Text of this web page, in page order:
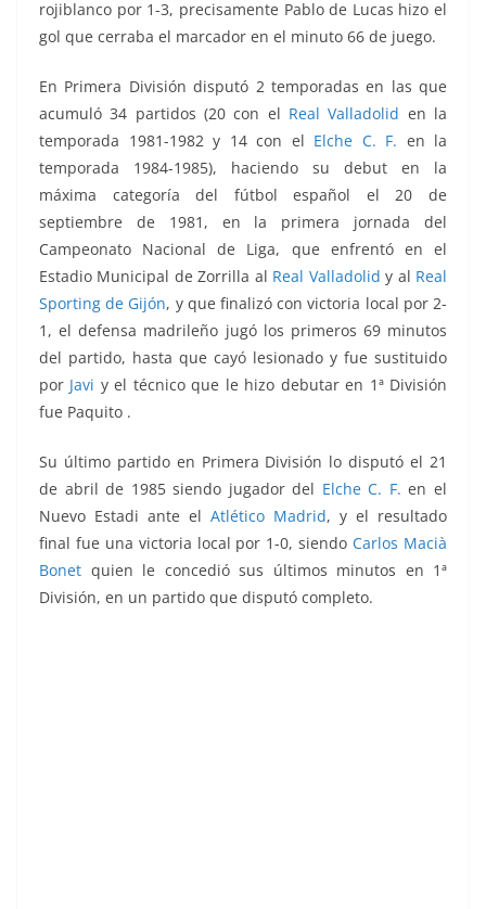
rojiblanco por 1-3, precisamente Pablo de Lucas hizo el
gol que cerraba el marcador en el minuto 66 de juego.
En Primera División disputó 2 temporadas en las que
acumuló 34 partidos (20 con el Real Valladolid en la
temporada 1981-1982 y 14 con el Elche C. F. en la
temporada 1984-1985), haciendo su debut en la
máxima categoría del fútbol español el 20 de
septiembre de 1981, en la primera jornada del
Campeonato Nacional de Liga, que enfrentó en el
Estadio Municipal de Zorrilla al Real Valladolid y al Real
Sporting de Gijón, y que finalizó con victoria local por 2-
1, el defensa madrileño jugó los primeros 69 minutos
del partido, hasta que cayó lesionado y fue sustituido
por Javi y el técnico que le hizo debutar en 1ª División
fue Paquito .
Su último partido en Primera División lo disputó el 21
de abril de 1985 siendo jugador del Elche C. F. en el
Nuevo Estadi ante el Atlético Madrid, y el resultado
final fue una victoria local por 1-0, siendo Carlos Macià
Bonet quien le concedió sus últimos minutos en 1ª
División, en un partido que disputó completo.